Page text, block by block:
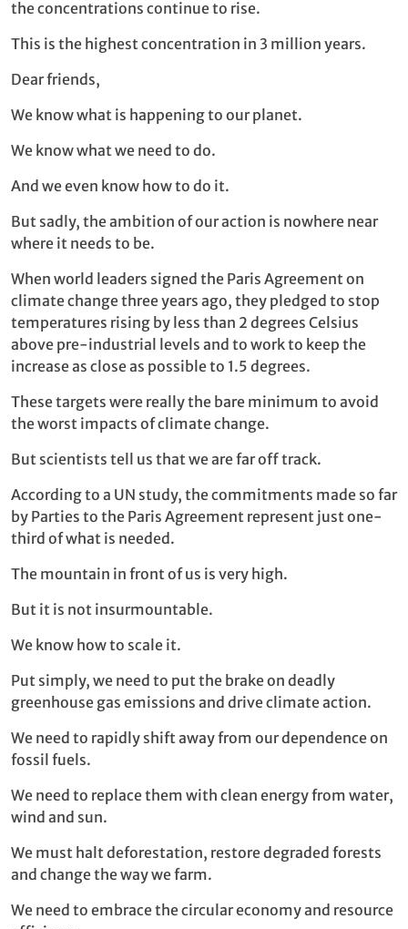
the concentrations continue to rise.
This is the highest concentration in 3 million years.
Dear friends,
We know what is happening to our planet.
We know what we need to do.
And we even know how to do it.
But sadly, the ambition of our action is nowhere near
where it needs to be.
When world leaders signed the Paris Agreement on
climate change three years ago, they pledged to stop
temperatures rising by less than 2 degrees Celsius
above pre-industrial levels and to work to keep the
increase as close as possible to 1.5 degrees.
These targets were really the bare minimum to avoid
the worst impacts of climate change.
But scientists tell us that we are far off track.
According to a UN study, the commitments made so far
by Parties to the Paris Agreement represent just one-
third of what is needed.
The mountain in front of us is very high.
But it is not insurmountable.
We know how to scale it.
Put simply, we need to put the brake on deadly
greenhouse gas emissions and drive climate action.
We need to rapidly shift away from our dependence on
fossil fuels.
We need to replace them with clean energy from water,
wind and sun.
We must halt deforestation, restore degraded forests
and change the way we farm.
We need to embrace the circular economy and resource